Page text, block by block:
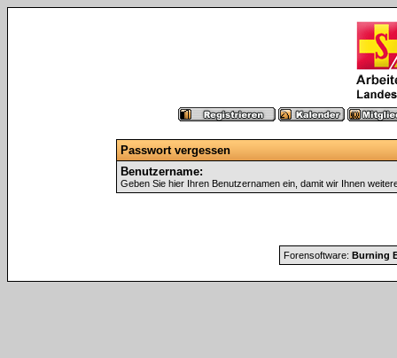
Passwort vergessen
Benutzername:
Geben Sie hier Ihren Benutzernamen ein, damit wir Ihnen
Forensoftware: Burning